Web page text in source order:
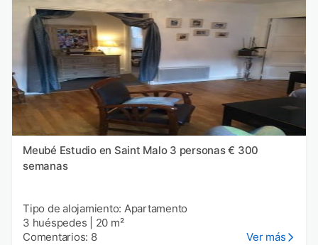
Meubé Estudio en Saint Malo 3 personas € 300
semanas
Tipo de alojamiento: Apartamento
3 huéspedes
20 m²
Comentarios: 8
Ver más